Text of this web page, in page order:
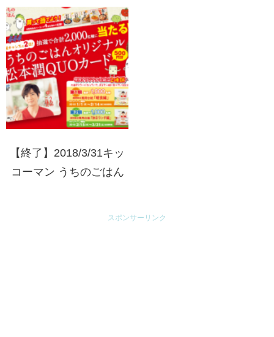
つキャンペーン
【終了】2018/3/31キッ
コーマン うちのごはん
スポンサーリンク